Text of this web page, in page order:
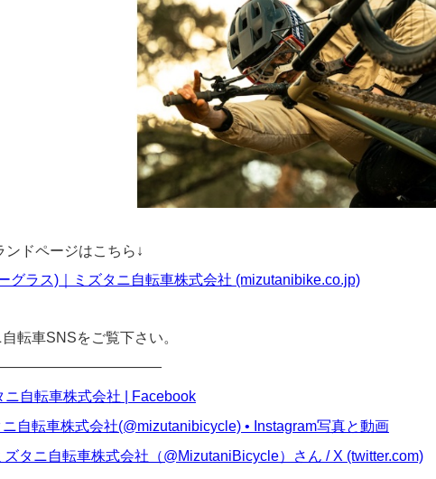
ドページはこちら↓
グラス)｜ミズタニ自転車株式会社 (mizutanibike.co.jp)
転車SNSをご覧下さい。
ニ自転車株式会社 | Facebook
ニ自転車株式会社(@mizutanibicycle) • Instagram写真と動画
ズタニ自転車株式会社（@MizutaniBicycle）さん / X (twitter.com)